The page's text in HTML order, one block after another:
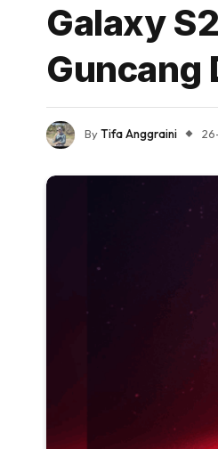
Galaxy
Guncang
ByTifa Anggraini